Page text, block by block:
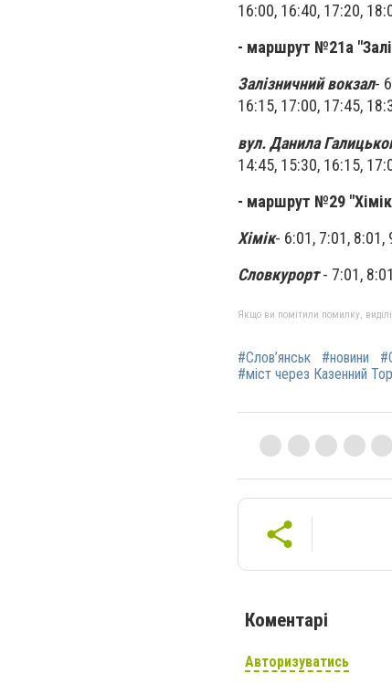
16:00, 16:40, 17:20,
- маршрут №21а
Залізничний вокзал-
16:15, 17:00, 17:45,
вул. Данила
14:45, 15:30, 16:15,
- маршрут №29
Хімік- 6:01, 7:01, 8:01,
Словкурорт- 7:01,
Якщо ви помітили помилку,
#Слов’янськ #новини
#міст через Казенний
Коментарі
Авторизуватись